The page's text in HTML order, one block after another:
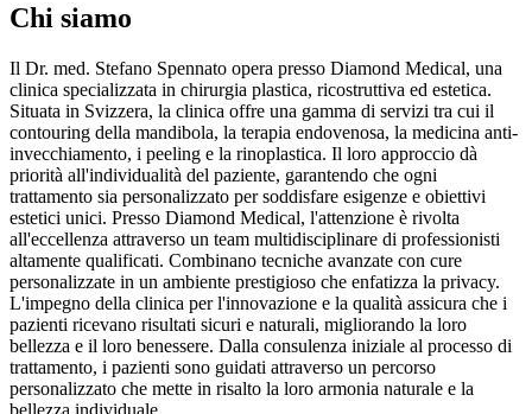
Chi siamo
Il Dr. med. Stefano Spennato opera presso Diamond Medical, una
clinica specializzata in chirurgia plastica, ricostruttiva ed estetica.
Situata in Svizzera, la clinica offre una gamma di servizi tra cui il
contouring della mandibola, la terapia endovenosa, la medicina anti-
invecchiamento, i peeling e la rinoplastica. Il loro approccio dà
priorità all'individualità del paziente, garantendo che ogni
trattamento sia personalizzato per soddisfare esigenze e obiettivi
estetici unici. Presso Diamond Medical, l'attenzione è rivolta
all'eccellenza attraverso un team multidisciplinare di professionisti
altamente qualificati. Combinano tecniche avanzate con cure
personalizzate in un ambiente prestigioso che enfatizza la privacy.
L'impegno della clinica per l'innovazione e la qualità assicura che i
pazienti ricevano risultati sicuri e naturali, migliorando la loro
bellezza e il loro benessere. Dalla consulenza iniziale al processo di
trattamento, i pazienti sono guidati attraverso un percorso
personalizzato che mette in risalto la loro armonia naturale e la
bellezza individuale.